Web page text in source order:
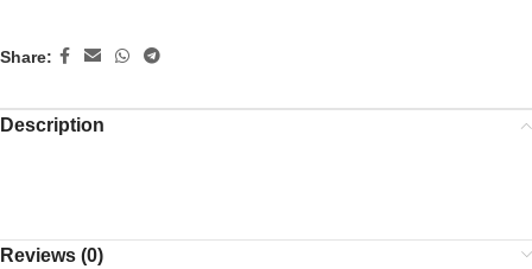
Share:
Description
Reviews (0)